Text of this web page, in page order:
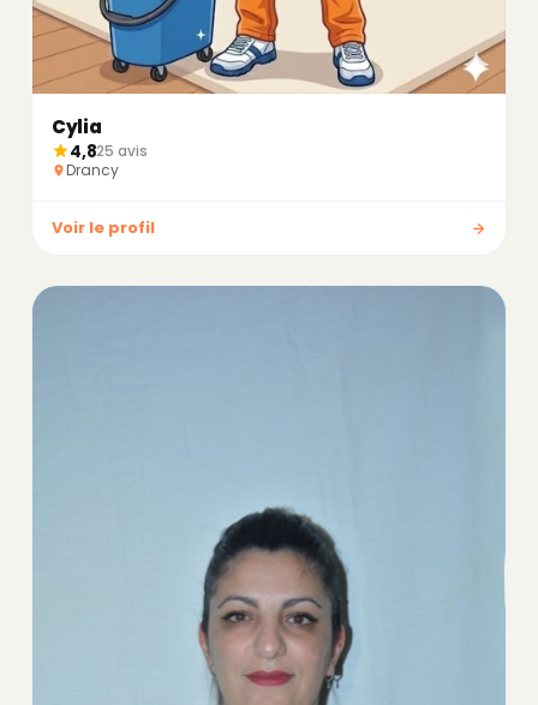
Cylia
4,825 avis
Drancy
Voir le profil